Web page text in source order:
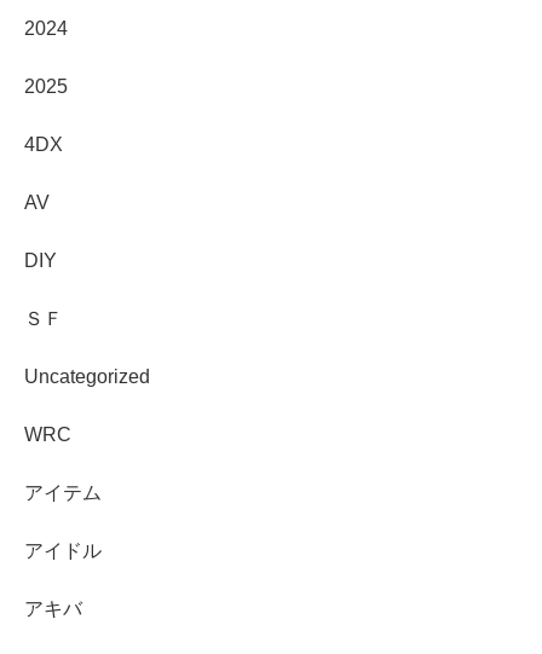
2024
2025
4DX
AV
DIY
ＳＦ
Uncategorized
WRC
アイテム
アイドル
アキバ